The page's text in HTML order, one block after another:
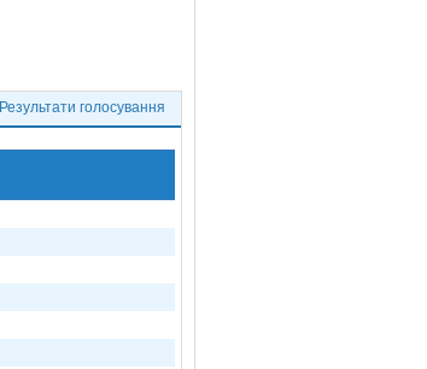
Результати голосування